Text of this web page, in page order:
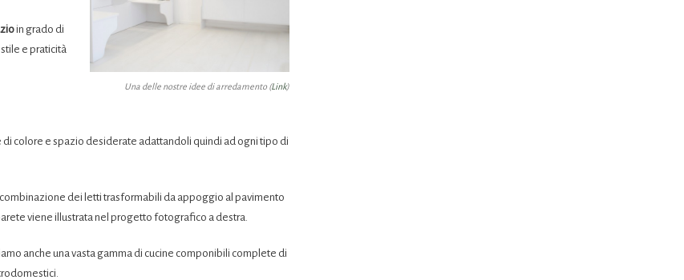
Una delle nostre idee di arredamento (Link)
in grado di
e praticità
colore e spazio desiderate adattandoli quindi ad ogni tipo di
dei letti trasformabili da appoggio al pavimento
viene illustrata nel progetto fotografico a destra.
anche una vasta gamma di cucine componibili complete di